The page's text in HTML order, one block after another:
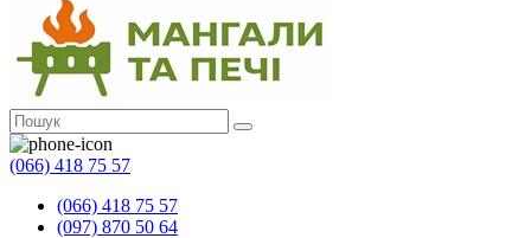
(066) 418 75 57
(066) 418 75 57
(097) 870 50 64